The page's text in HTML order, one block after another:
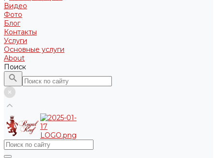
Видео
Фото
Блог
Контакты
Услуги
Основные услуги
About
Поиск